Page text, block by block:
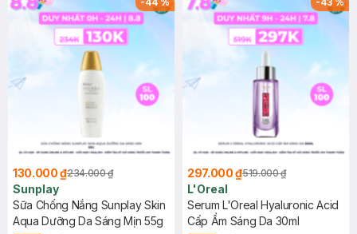
130.000 ₫234.000 ₫
Sunplay
Sữa Chống Nắng Sunplay Skin
Aqua Dưỡng Da Sáng Mịn 55g
297.000 ₫519.000 ₫
L'Oreal
Serum L'Oreal Hyaluronic Acid
Cấp Ẩm Sáng Da 30ml